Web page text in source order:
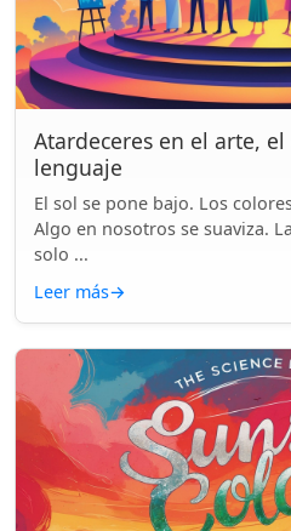
Atardeceres en el arte,
lenguaje
El sol se pone bajo. Los
Algo en nosotros se suaviza.
solo ...
Leer más→